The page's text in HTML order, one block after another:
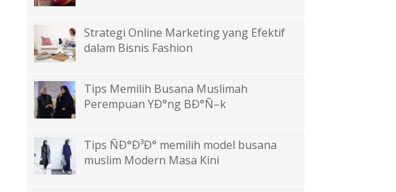
Strategi Online Marketing yang Efektif
dalam Bisnis Fashion
Tips Memilih Busana Muslimah
Perempuan YÐ°ng BÐ°Ñ–k
Tips ÑÐ°Ð³Ð° memilih model busana
muslim Modern Masa Kini